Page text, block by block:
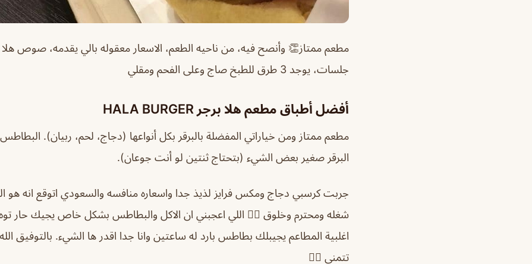
مطعم ممتاز👏 وأنصح فيه، من ناحيه الطعم، الاسعار معقوله بالي يقدمه، صوص هلا
جلسات، يوجد 3 طرق للطبخ صاج وعلى الفحم ومقلي
أفضل أطباق مطعم هلا برجر HALA BURGER
مطعم ممتاز ومن خياراتي المفضلة بالبرقر بكل أنواعها (دجاج، لحم، ربيان).
البرقر صغير بعض الشيء (بتحتاج ثنتين لو أنت جوعان).
جربت كرسبي دجاج ومكس فرايز لذيذ جدا واسعاره منافسه والسعودي اتوقع انه هو
شغله ومحترم وخلوق 👍🏽 اللي اعجبني ان الاكل والبطاطس بشكل خاص يجيك حار
اغلبية المطاعم يجيبلك بطاطس بارد له ساعتين وانا جدا اقدر ها الشيء. بالتوفيق
تتمنى 👍🏽